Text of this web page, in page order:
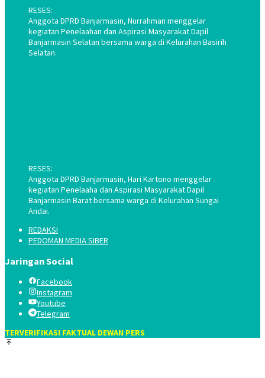
RESES:
Anggota DPRD Banjarmasin, Nurrahman menggelar
kegiatan Penelaahan dan Aspirasi Masyarakat Dapil
Banjarmasin Selatan bersama warga di Kelurahan Basirih
Selatan.
RESES:
Anggota DPRD Banjarmasin, Hari Kartono menggelar
kegiatan Penelaaha dan Aspirasi Masyarakat Dapil
Banjarmasin Barat bersama warga di Kelurahan Sungai
Andai.
REDAKSI
PEDOMAN MEDIA SIBER
Jaringan Social
Facebook
Instagram
Youtube
Telegram
TERVERIFIKASI FAKTUAL DEWAN PERS